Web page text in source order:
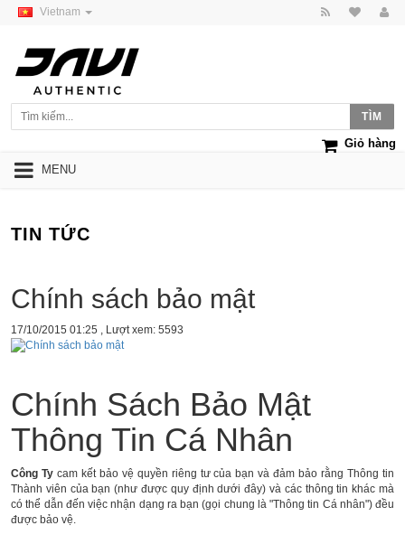
Vietnam
Giỏ hàng
MENU
TIN TỨC
Chính sách bảo mật
17/10/2015 01:25 , Lượt xem: 5593
Chính Sách Bảo Mật
Thông Tin Cá Nhân
Công Ty cam kết bảo vệ quyền riêng tư của bạn và đảm bảo rằng Thông tin
Thành viên của bạn (như được quy định dưới đây) và các thông tin khác mà
có thể dẫn đến việc nhận dạng ra bạn (gọi chung là "Thông tin Cá nhân") đều
được bảo vệ.